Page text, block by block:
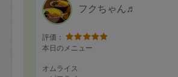
フクちゃん♬
評価：
本日のメニュー
オムライス